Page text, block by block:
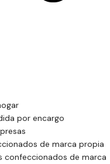
por encargo
de marca propia
confeccionados de marca